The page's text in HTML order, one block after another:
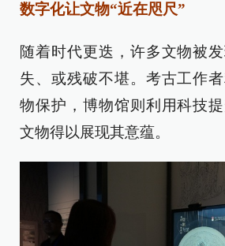
数字化让文物“近在咫尺”
随着时代更迭，许多文物被
失、或残破不堪。考古工作
物保护，博物馆则利用科技
文物得以展现其意蕴。